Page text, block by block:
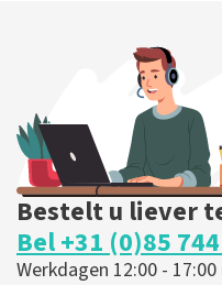
BESTEL NU
Bestelt u liever
Bel +31 (0)85
Werkdagen 12:00 - 17:00